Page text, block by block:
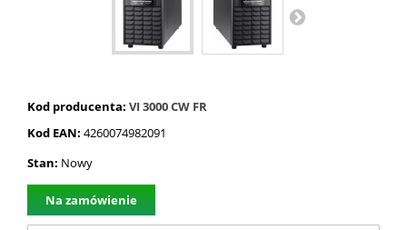
Kod producenta: VI 3000 CW FR
Kod EAN: 4260074982091
Stan: Nowy
Na zamówienie